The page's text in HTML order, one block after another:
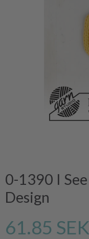
0-1390 I
Design
61.85 SEK